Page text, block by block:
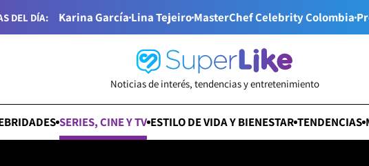
DEL DÍA: Karina GarcíaLina TejeiroMasterChef Celebrity Colombia
Noticias de interés, tendencias y entretenimiento
SERIES, CINE Y TV ESTILO DE VIDA Y BIENESTAR TENDENCIAS